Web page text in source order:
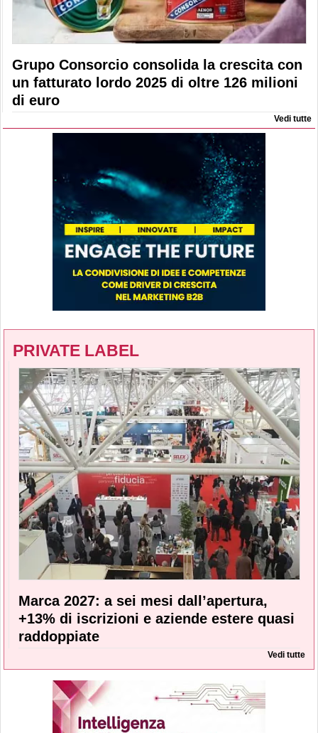
Grupo Consorcio consolida la crescita con
un fatturato lordo 2025 di oltre 126 milioni
di euro
Vedi tutte
PRIVATE LABEL
Marca 2027: a sei mesi dall’apertura,
+13% di iscrizioni e aziende estere quasi
raddoppiate
Vedi tutte